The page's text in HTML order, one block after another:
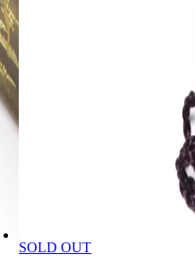
SOLD OUT